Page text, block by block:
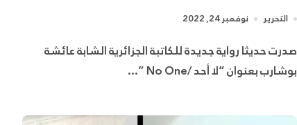
التحرير نوفمبر 24, 2022
صدرت حديثا رواية جديدة للكاتبة الجزائرية الشابة عائشة
بوشارب بعنوان “لا أحد /No One ”...